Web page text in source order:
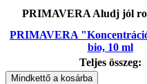
PRIMAVERA Aludj jól
PRIMAVERA
bio, 10 ml
Teljes összeg:
Mindkettő a kosárba